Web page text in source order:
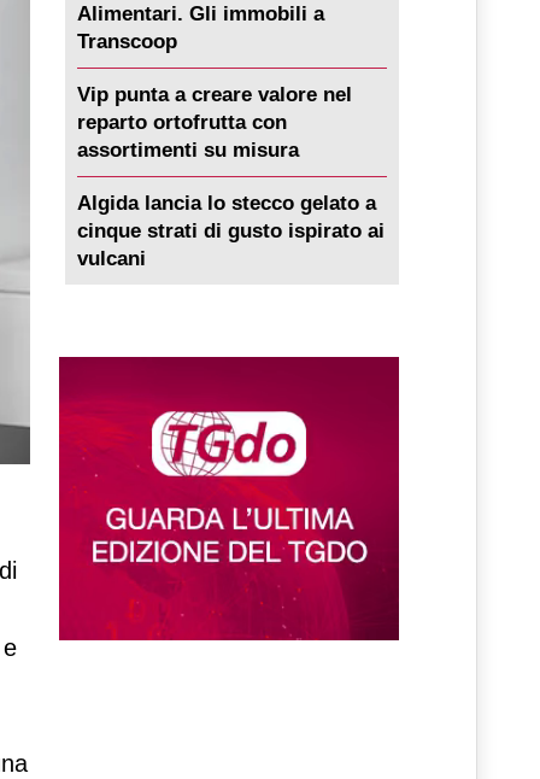
di
e
Alimentari. Gli immobili a
Transcoop
Vip punta a creare valore nel
reparto ortofrutta con
assortimenti su misura
Algida lancia lo stecco gelato a
cinque strati di gusto ispirato ai
vulcani